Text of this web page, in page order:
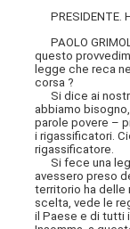
PRESIDENTE.
PAOLO
questo
legge che reca
corsa ?
Si dice ai nostri
abbiamo
parole povere –
i rigassificatori.
rigassificatore.
Si fece una
avessero preso
territorio ha delle
scelta, vede le
il Paese e di tutti